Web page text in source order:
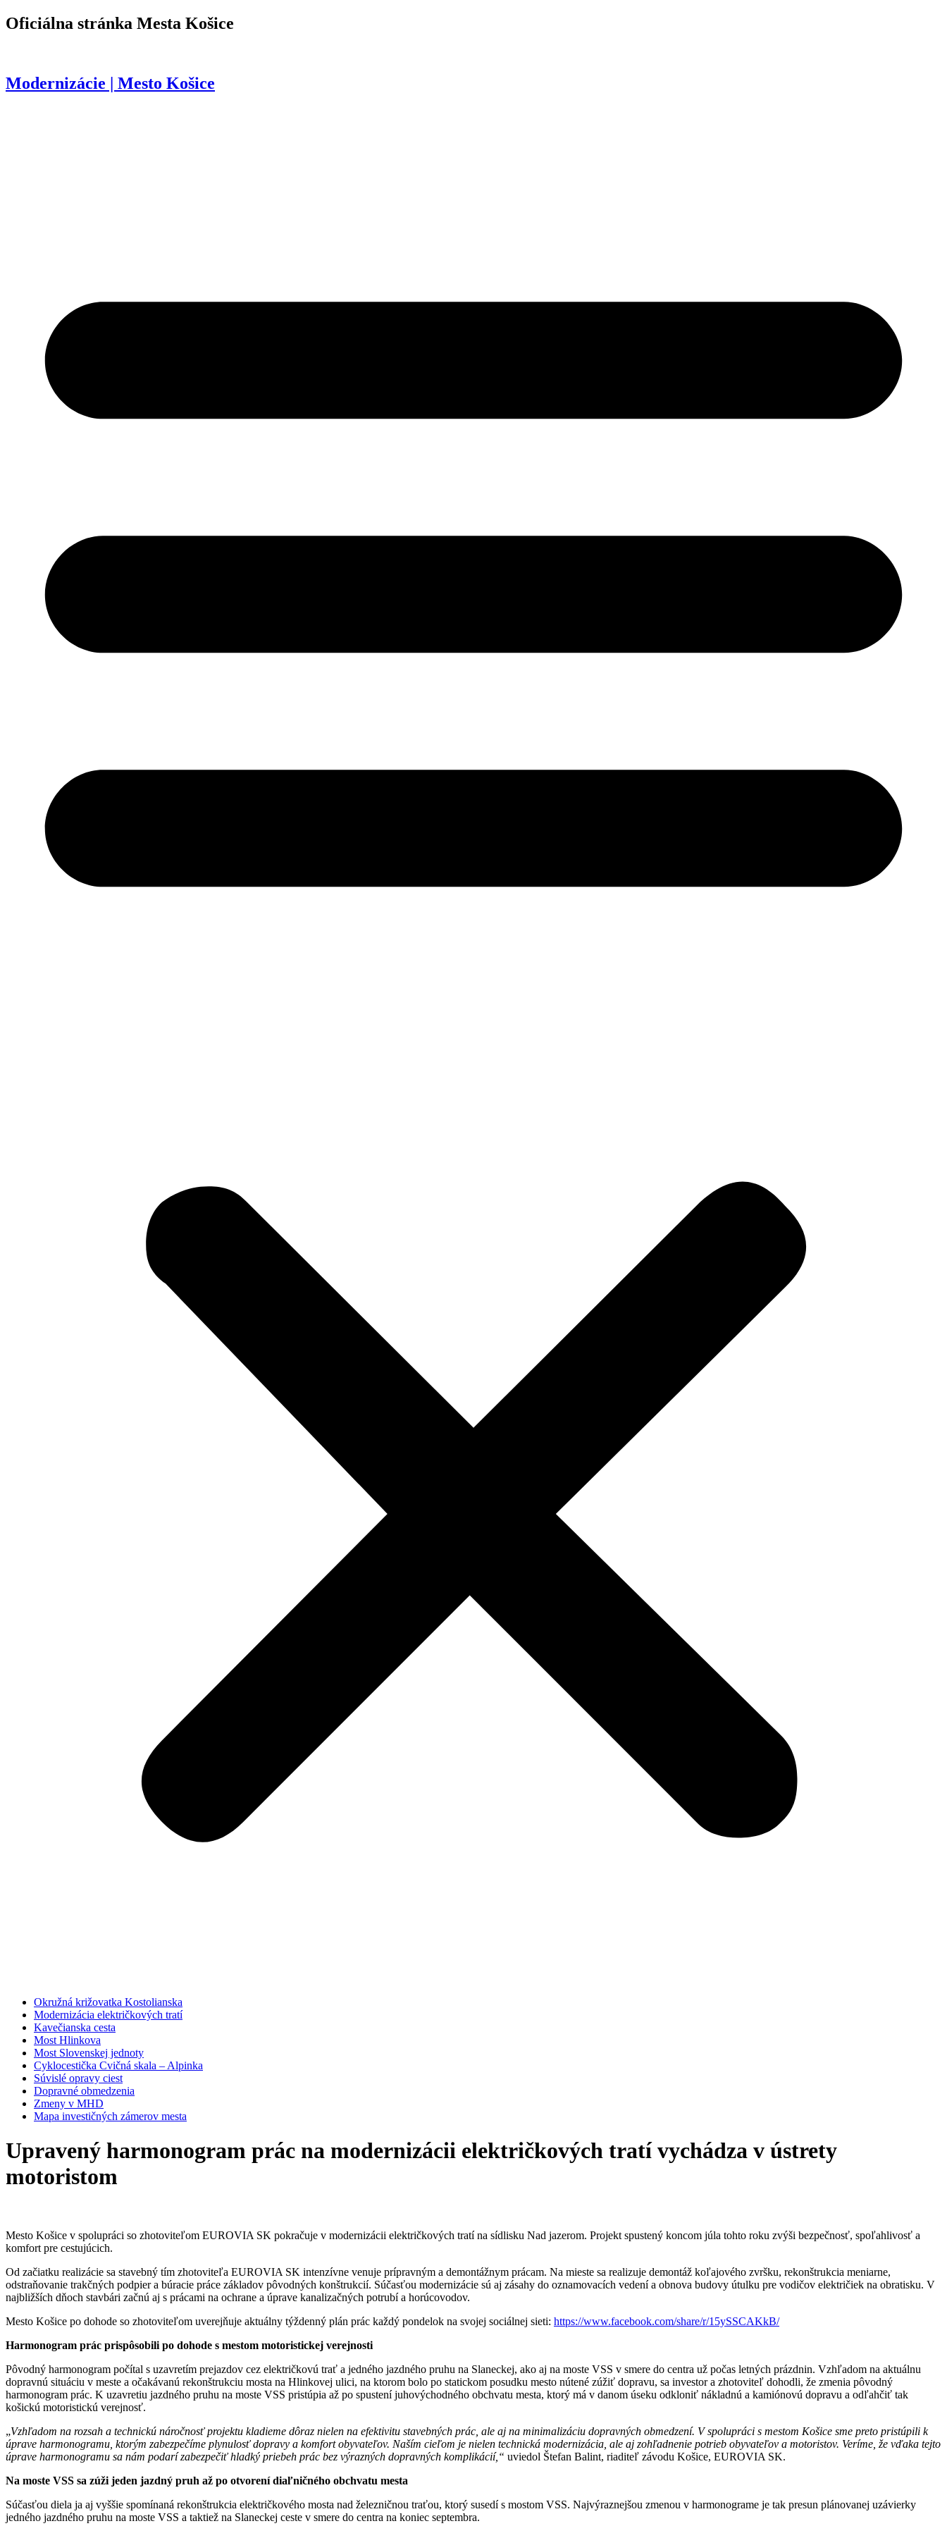
Preskočiť
na
Oficiálna stránka Mesta Košice
Modernizácie | Mesto Košice
Okružná križovatka Kostolianska
Modernizácia električkových tratí
Kavečianska cesta
Most Hlinkova
Most Slovenskej jednoty
Cyklocestička Cvičná skala – Alpinka
Súvislé opravy ciest
Dopravné obmedzenia
Zmeny v MHD
Mapa investičných zámerov mesta
Upravený harmonogram prác na modernizácii električkových tratí vychádza v ústrety
motoristom
Mesto Košice v spolupráci so zhotoviteľom EUROVIA SK pokračuje v modernizácii električkových tratí na sídlisku Nad jazerom. Projekt spustený koncom júla tohto roku zvýši bezpečnosť, spoľahlivosť a
komfort pre cestujúcich.
Od začiatku realizácie sa stavebný tím zhotoviteľa EUROVIA SK intenzívne venuje prípravným a demontážnym prácam. Na mieste sa realizuje demontáž koľajového zvršku, rekonštrukcia meniarne,
odstraňovanie trakčných podpier a búracie práce základov pôvodných konštrukcií. Súčasťou modernizácie sú aj zásahy do oznamovacích vedení a obnova budovy útulku pre vodičov električiek na obratisku. V
najbližších dňoch stavbári začnú aj s prácami na ochrane a úprave kanalizačných potrubí a horúcovodov.
Mesto Košice po dohode so zhotoviteľom uverejňuje aktuálny týždenný plán prác každý pondelok na svojej sociálnej sieti: https://www.facebook.com/share/r/15ySSCAKkB/
Harmonogram prác prispôsobili po dohode s mestom motoristickej verejnosti
Pôvodný harmonogram počítal s uzavretím prejazdov cez električkovú trať a jedného jazdného pruhu na Slaneckej, ako aj na moste VSS v smere do centra už počas letných prázdnin. Vzhľadom na aktuálnu
dopravnú situáciu v meste a očakávanú rekonštrukciu mosta na Hlinkovej ulici, na ktorom bolo po statickom posudku mesto nútené zúžiť dopravu, sa investor a zhotoviteľ dohodli, že zmenia pôvodný
harmonogram prác. K uzavretiu jazdného pruhu na moste VSS pristúpia až po spustení juhovýchodného obchvatu mesta, ktorý má v danom úseku odkloniť nákladnú a kamiónovú dopravu a odľahčiť tak
košickú motoristickú verejnosť.
„Vzhľadom na rozsah a technickú náročnosť projektu kladieme dôraz nielen na efektivitu stavebných prác, ale aj na minimalizáciu dopravných obmedzení. V spolupráci s mestom Košice sme preto pristúpili k
úprave harmonogramu, ktorým zabezpečíme plynulosť dopravy a komfort obyvateľov. Naším cieľom je nielen technická modernizácia, ale aj zohľadnenie potrieb obyvateľov a motoristov. Veríme, že vďaka tejto
úprave harmonogramu sa nám podarí zabezpečiť hladký priebeh prác bez výrazných dopravných komplikácií,“ uviedol Štefan Balint, riaditeľ závodu Košice, EUROVIA SK.
Na moste VSS sa zúži jeden jazdný pruh až po otvorení diaľničného obchvatu mesta
Súčasťou diela ja aj vyššie spomínaná rekonštrukcia električkového mosta nad železničnou traťou, ktorý susedí s mostom VSS. Najvýraznejšou zmenou v harmonograme je tak presun plánovanej uzávierky
jedného jazdného pruhu na moste VSS a taktiež na Slaneckej ceste v smere do centra na koniec septembra.